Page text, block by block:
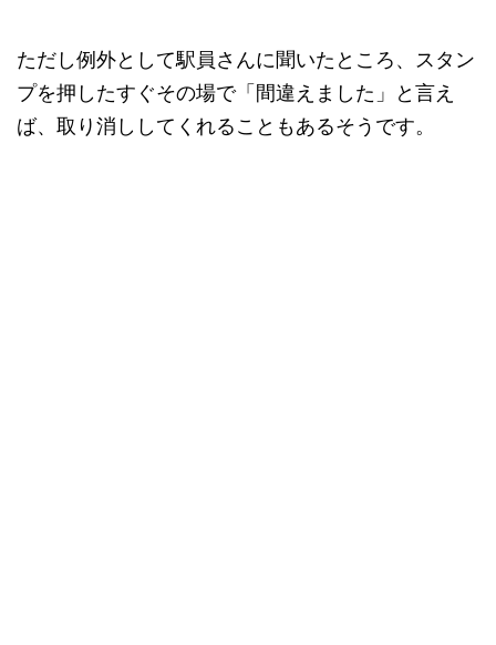
ただし例外として駅員さんに聞いたところ、スタン
プを押したすぐその場で「間違えました」と言え
ば、取り消ししてくれることもあるそうです。